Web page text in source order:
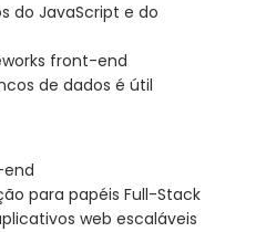
do JavaScript e do
front-end
de dados é útil
para papéis Full-Stack
web escaláveis